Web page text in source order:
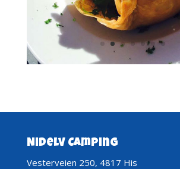
Nidelv Camping
Vesterveien 250, 4817 His